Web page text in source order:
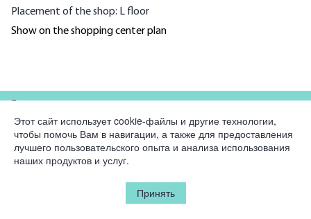
Placement of the shop: L floor
Show on the shopping center plan
Company
Legal information
Этот сайт использует cookie-файлы и другие технологии,
чтобы помочь Вам в навигации, а также для предоставления
лучшего пользовательского опыта и анализа использования
наших продуктов и услуг.
Принять